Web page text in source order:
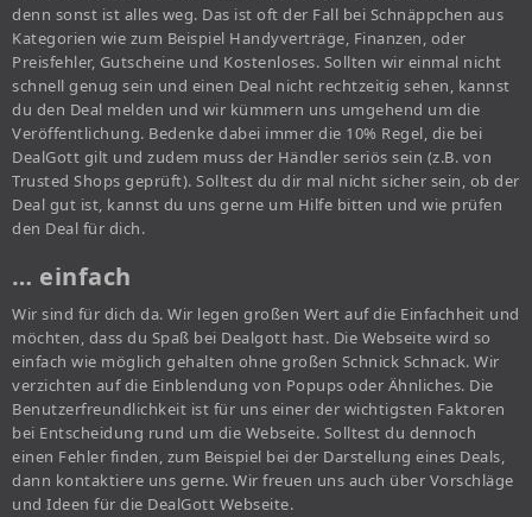
denn sonst ist alles weg. Das ist oft der Fall bei Schnäppchen aus
Kategorien wie zum Beispiel Handyverträge, Finanzen, oder
Preisfehler, Gutscheine und Kostenloses. Sollten wir einmal nicht
schnell genug sein und einen Deal nicht rechtzeitig sehen, kannst
du den Deal melden und wir kümmern uns umgehend um die
Veröffentlichung. Bedenke dabei immer die 10% Regel, die bei
DealGott gilt und zudem muss der Händler seriös sein (z.B. von
Trusted Shops geprüft). Solltest du dir mal nicht sicher sein, ob der
Deal gut ist, kannst du uns gerne um Hilfe bitten und wie prüfen
den Deal für dich.
… einfach
Wir sind für dich da. Wir legen großen Wert auf die Einfachheit und
möchten, dass du Spaß bei Dealgott hast. Die Webseite wird so
einfach wie möglich gehalten ohne großen Schnick Schnack. Wir
verzichten auf die Einblendung von Popups oder Ähnliches. Die
Benutzerfreundlichkeit ist für uns einer der wichtigsten Faktoren
bei Entscheidung rund um die Webseite. Solltest du dennoch
einen Fehler finden, zum Beispiel bei der Darstellung eines Deals,
dann kontaktiere uns gerne. Wir freuen uns auch über Vorschläge
und Ideen für die DealGott Webseite.